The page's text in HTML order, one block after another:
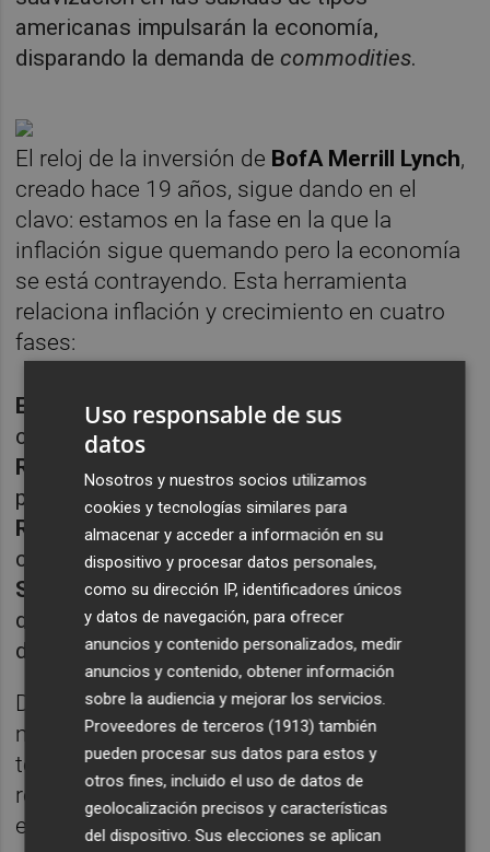
americanas impulsarán la economía,
disparando la demanda de commodities.
El reloj de la inversión de BofA Merrill Lynch,
creado hace 19 años, sigue dando en el
clavo: estamos en la fase en la que la
inflación sigue quemando pero la economía
se está contrayendo. Esta herramienta
relaciona inflación y crecimiento en cuatro
fases:
Estanflación(la actual), con inflación alta y
crecimiento bajando,
Reflación
pero aún no crecemos,
Recuperación, cuando se retoma el
crecimiento con inflación controlada, y
Sobrecalentamiento(la que acabamos de
dejar), cuando oferta y demanda están
desajustados y se dispara la inflación.
De acuerdo con cada fase, unos activos son
más adecuados que otros. Ahora, la
tesorería es el más indicado. Después (en
reflación), los bonos. El mensaje es claro:
esperar.
Uso responsable de sus
datos
Nosotros y nuestros socios utilizamos
cookies y tecnologías similares para
almacenar y acceder a información en su
dispositivo y procesar datos personales,
como su dirección IP, identificadores únicos
y datos de navegación, para ofrecer
anuncios y contenido personalizados, medir
anuncios y contenido, obtener información
sobre la audiencia y mejorar los servicios.
Proveedores de terceros (1913) también
pueden procesar sus datos para estos y
otros fines, incluido el uso de datos de
geolocalización precisos y características
del dispositivo. Sus elecciones se aplican